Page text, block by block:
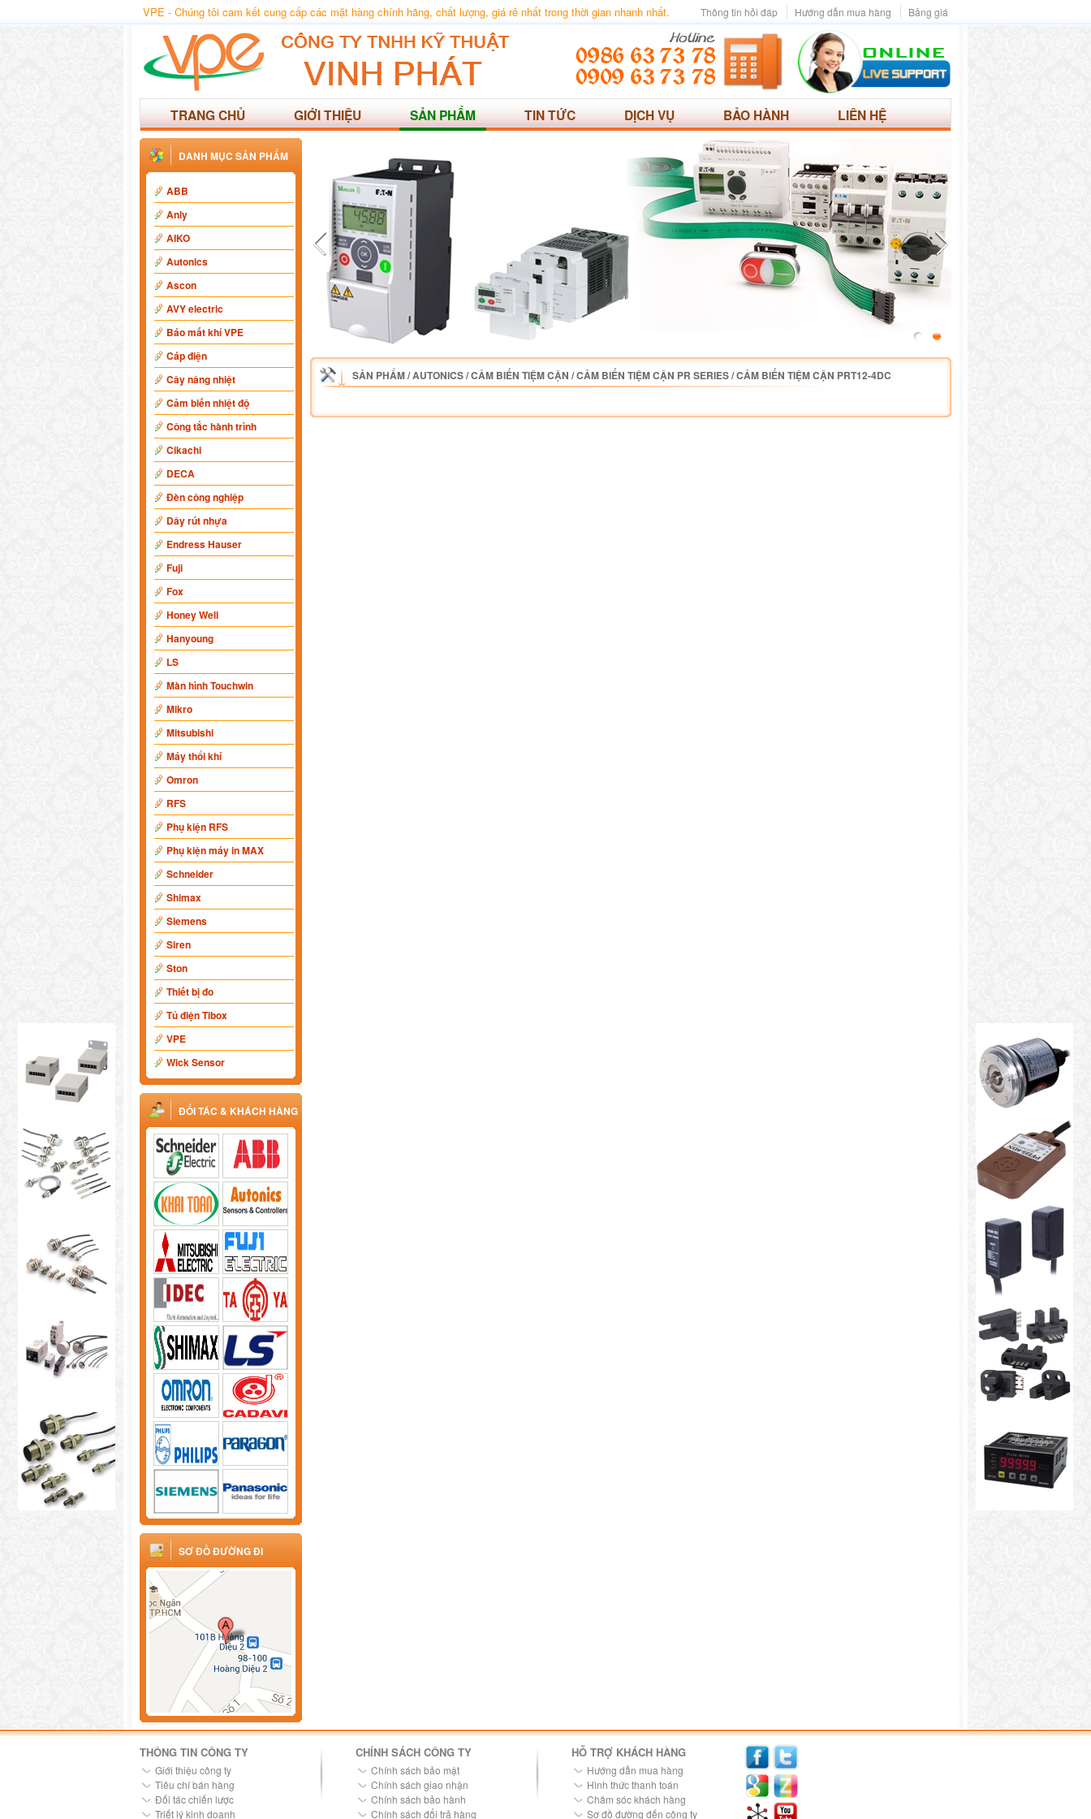
VPE - Chúng tôi cam kết cung cấp các mặt hàng chính hãng, chất lượng, giá rẻ nhất trong thời gian nhanh nhất. Bảng giá
Hướng dẫn mua hàng
Thông tin hỏi đáp
TRANG CHỦ GIỚI THIỆU SẢN PHẨM TIN TỨC DỊCH VỤ BẢO HÀNH LIÊN HỆ
DANH MỤC SẢN PHẨM
ABB
Anly
AIKO
Autonics
Ascon
AVY electric
Báo mất khí VPE
Cáp điện
Cây nâng nhiệt
Cảm biến nhiệt độ
Công tắc hành trình
Cikachi
DECA
Đèn công nghiệp
Dây rút nhựa
Endress Hauser
Fuji
Fox
Honey Well
Hanyoung
LS
Màn hình Touchwin
Mikro
Mitsubishi
Máy thổi khí
Omron
RFS
Phụ kiện RFS
Phụ kiện máy in MAX
Schneider
Shimax
Siemens
Siren
Ston
Thiết bị đo
Tủ điện Tibox
VPE
Wick Sensor
ĐỐI TÁC & KHÁCH HÀNG
SƠ ĐỒ ĐƯỜNG ĐI
SẢN PHẨM/AUTONICS/CẢM BIẾN TIỆM CẬN /CẢM BIẾN TIỆM CẬN PR SERIES/CẢM BIẾN TIỆM CẬN PRT12-4DC
THÔNG TIN CÔNG TY
Giới thiệu công ty
Tiêu chí bán hàng
Đối tác chiến lược
Triết lý kinh doanh
CHÍNH SÁCH CÔNG TY
Chính sách bảo mật
Chính sách giao nhận
Chính sách bảo hành
Chính sách đổi trả hàng
HỖ TRỢ KHÁCH HÀNG
Hướng dẫn mua hàng
Hình thức thanh toán
Chăm sóc khách hàng
Sơ đồ đường đến công ty